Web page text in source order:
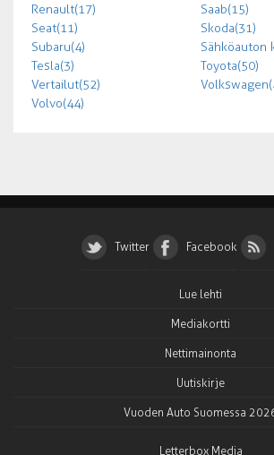
Renault (17)
Saab (15)
Seat (11)
Skoda (31)
Subaru (4)
Sähköauton
Tesla (3)
Toyota (50)
Vertailut (52)
Volkswagen
Volvo (44)
Twitter Facebook
Lue lehti
Mediakortti
Nettimainonta
Uutiskirje
Vuoden Auto Suomessa
Letterbox Media